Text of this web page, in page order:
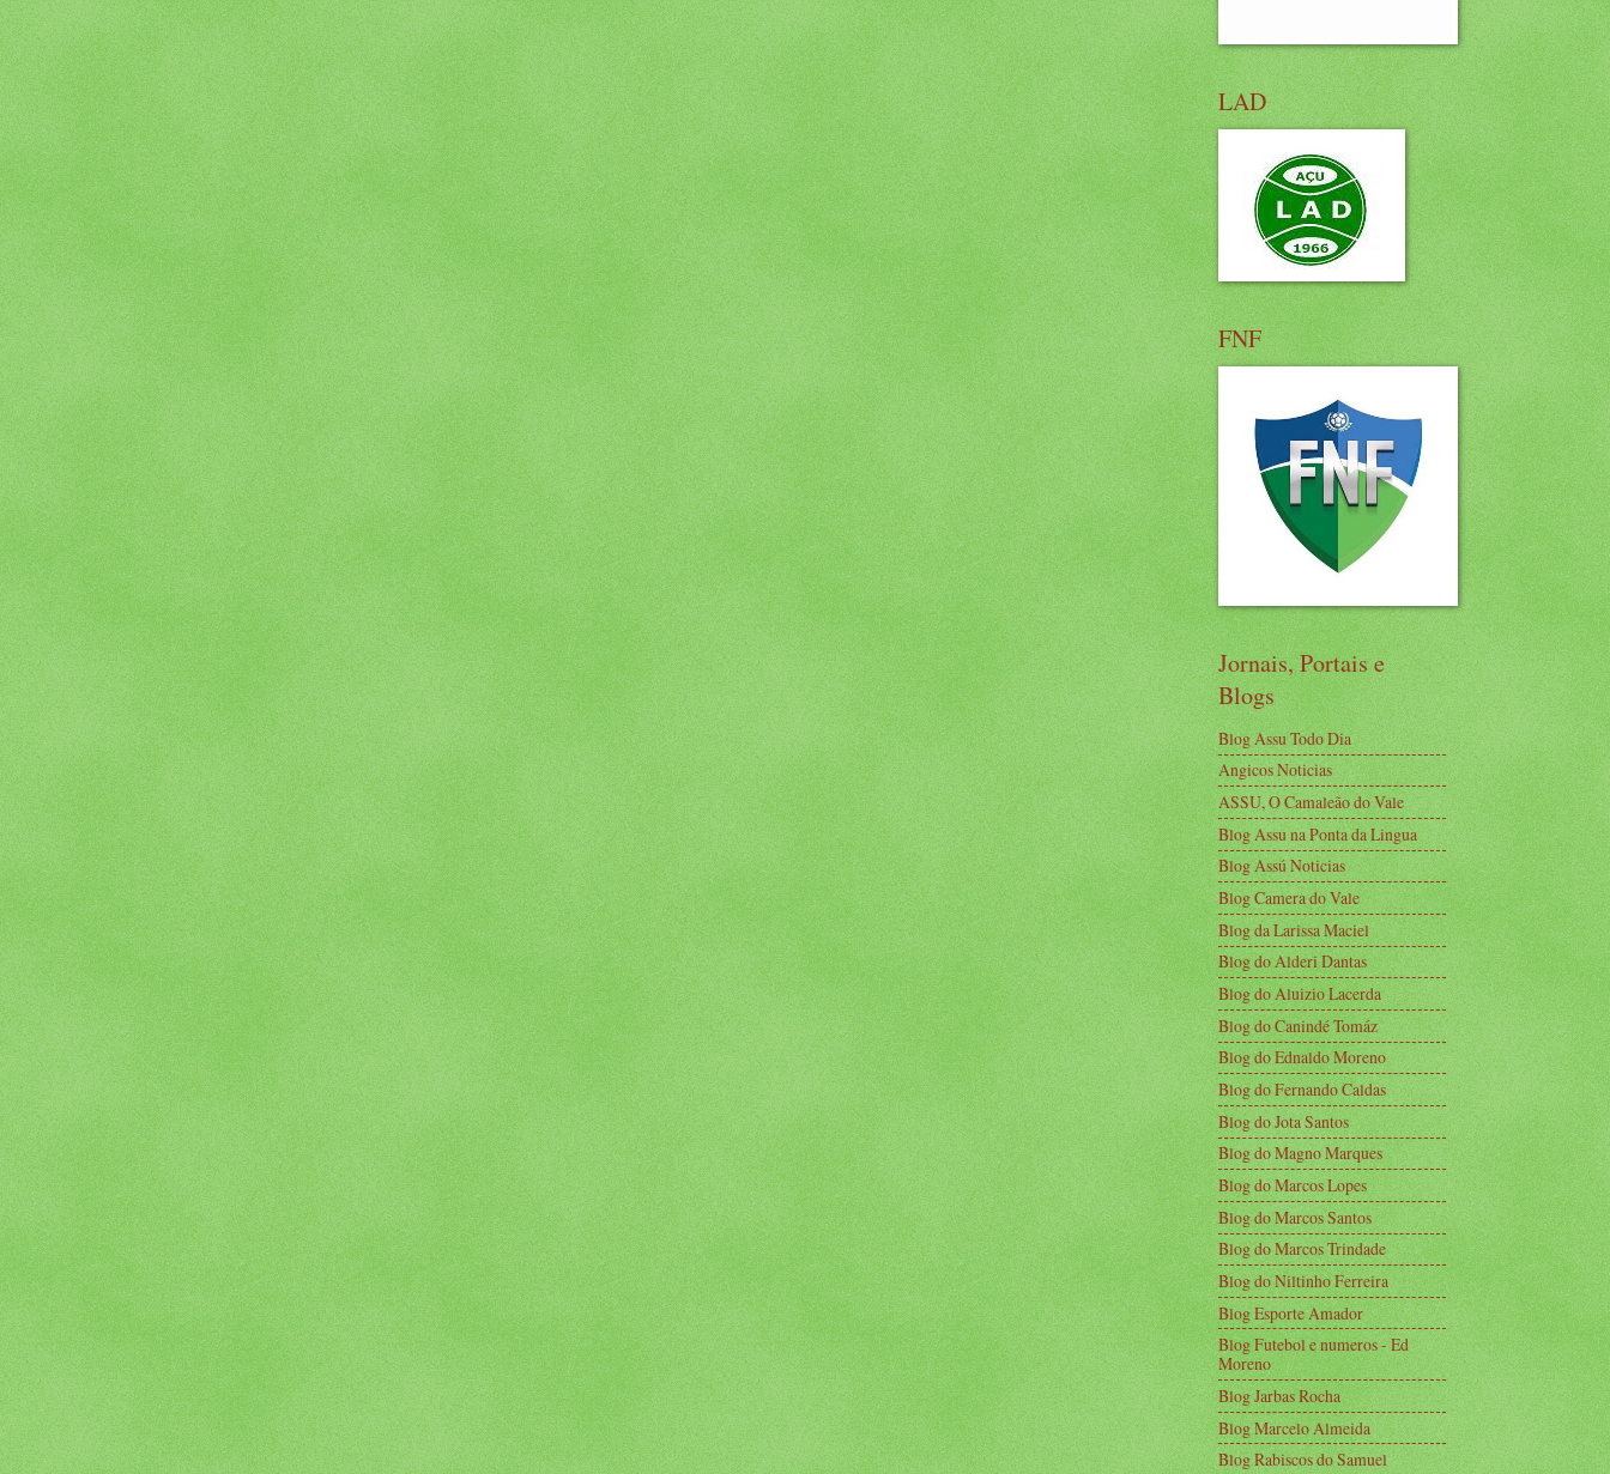
LAD
FNF
Jornais, Portais e
Blogs
Blog Assu Todo Dia
Angicos Noticias
ASSU, O Camaleão do Vale
Blog Assu na Ponta da Lingua
Blog Assú Noticias
Blog Camera do Vale
Blog da Larissa Maciel
Blog do Alderi Dantas
Blog do Aluizio Lacerda
Blog do Canindé Tomáz
Blog do Ednaldo Moreno
Blog do Fernando Caldas
Blog do Jota Santos
Blog do Magno Marques
Blog do Marcos Lopes
Blog do Marcos Santos
Blog do Marcos Trindade
Blog do Niltinho Ferreira
Blog Esporte Amador
Blog Futebol e numeros - Ed
Moreno
Blog Jarbas Rocha
Blog Marcelo Almeida
Blog Rabiscos do Samuel